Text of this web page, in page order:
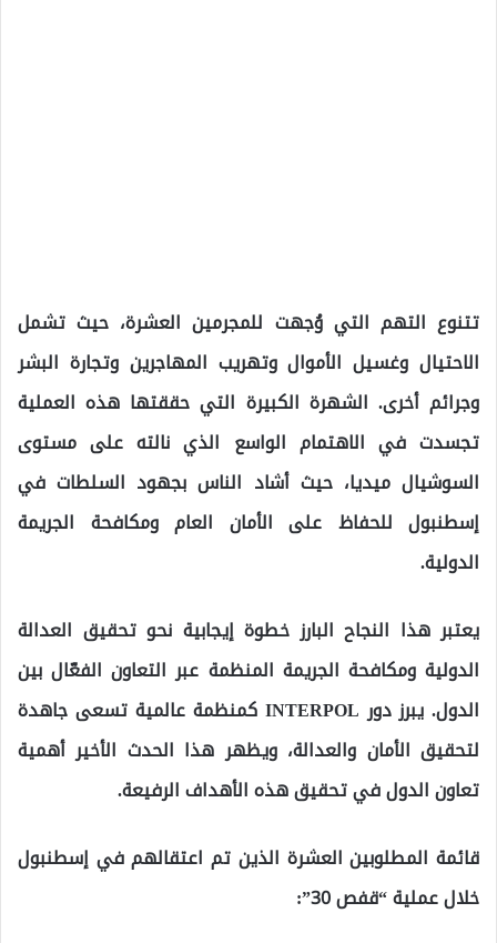
تتنوع التهم التي وُجهت للمجرمين العشرة، حيث تشمل
الاحتيال وغسيل الأموال وتهريب المهاجرين وتجارة البشر
وجرائم أخرى. الشهرة الكبيرة التي حققتها هذه العملية
تجسدت في الاهتمام الواسع الذي نالته على مستوى
السوشيال ميديا، حيث أشاد الناس بجهود السلطات في
إسطنبول للحفاظ على الأمان العام ومكافحة الجريمة
الدولية.
يعتبر هذا النجاح البارز خطوة إيجابية نحو تحقيق العدالة
الدولية ومكافحة الجريمة المنظمة عبر التعاون الفعّال بين
الدول. يبرز دور INTERPOL كمنظمة عالمية تسعى جاهدة
لتحقيق الأمان والعدالة، ويظهر هذا الحدث الأخير أهمية
تعاون الدول في تحقيق هذه الأهداف الرفيعة.
قائمة المطلوبين العشرة الذين تم اعتقالهم في إسطنبول
خلال عملية “قفص 30”: